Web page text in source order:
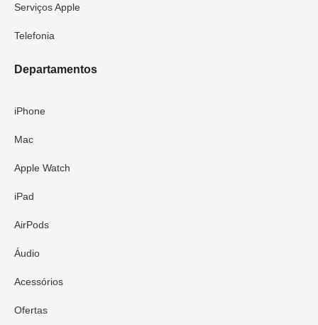
Serviços Apple
Telefonia
Departamentos
iPhone
Mac
Apple Watch
iPad
AirPods
Áudio
Acessórios
Ofertas